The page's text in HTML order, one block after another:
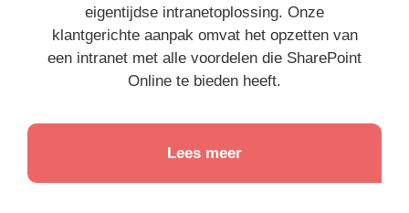
eigentijdse intranetoplossing. Onze
klantgerichte aanpak omvat het opzetten van
een intranet met alle voordelen die SharePoint
Online te bieden heeft.
Lees meer